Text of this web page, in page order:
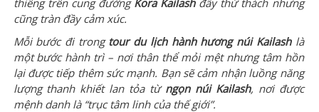
thiêng trên cung đường Kora Kailashđầy thử thách nhưng
cũng tràn đầy cảm xúc.
Mỗi bước đi trong tour du lịch hành hương núi Kailashlà
một bước hành trì – nơi thân thể mỏi mệt nhưng tâm hồn
lại được tiếp thêm sức mạnh. Bạn sẽ cảm nhận luồng năng
lượng thanh khiết lan tỏa từ ngọn núi Kailash, nơi được
mệnh danh là “trục tâm linh của thế giới”.